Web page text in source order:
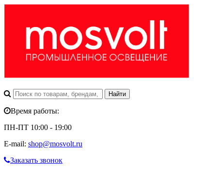
Время работы:
ПН-ПТ 10:00 - 19:00
E-mail: shop@mosvolt.ru
Заказать звонок